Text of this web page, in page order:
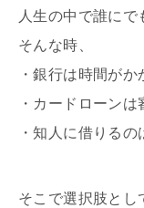
人生の中で誰にで
そんな時、
・銀行は時間がか
・カードローンは
・知人に借りるの
そこで選択肢とし